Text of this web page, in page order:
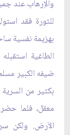
والاِرهاب عند
للثورة فقد
بهزيمة نفسية
الطاغية
ضيفه الكبير
بكثير من
معقل، فلما
الاَرض. ولكن